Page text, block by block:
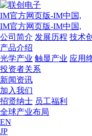
IM官方网页版-IM中国,
IM官方网页版-IM中国,
公司简介 发展历程 技术
产品介绍
光学产业 触显产业 应用
投资者关系
新闻资讯
加入我们
招贤纳士 员工福利
全球产业布局
EN
JP